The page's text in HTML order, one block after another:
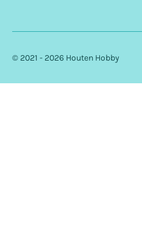
© 2021 - 2026 Houten Hobby